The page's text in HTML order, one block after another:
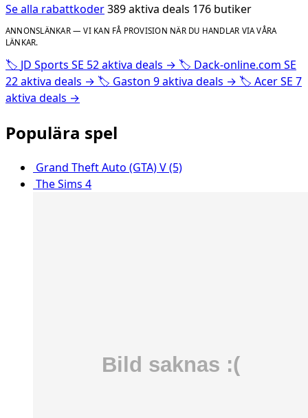
Se alla rabattkoder389 aktiva deals 176 butiker
ANNONSLÄNKAR — VI KAN FÅ PROVISION NÄR DU HANDLAR VIA VÅRA
LÄNKAR.
🏷️ JD Sports SE 52 aktiva deals → 🏷️ Dack-online.com SE
22 aktiva deals → 🏷️ Gaston 9 aktiva deals → 🏷️ Acer SE 7
aktiva deals →
Populära spel
Grand Theft Auto (GTA) V (5)
The Sims 4